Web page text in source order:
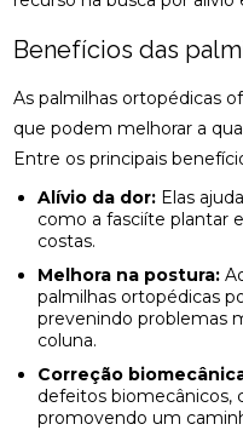
Benefícios das
As palmilhas ortopédicas
que podem melhorar a
Entre os principais
Alívio da dor: Elas
como a fasciíte plantar
costas.
Melhora na postura:
palmilhas ortopédicas
prevenindo problemas
coluna.
Correção
defeitos biomecânicos,
promovendo um
MELHOR
ACUPUNTURA PERTO DE MIM: ENCONTRE O
MELHOR
ACUPUNTURA RJ:
ACUPUNTURA RJ: DESCUBRA OS BENEFÍCIOS E
ACUPUNTURA: BENEFÍCIOS E APLICAÇÕES PARA
SUA SAÚDE
BENEFÍCIOS DA